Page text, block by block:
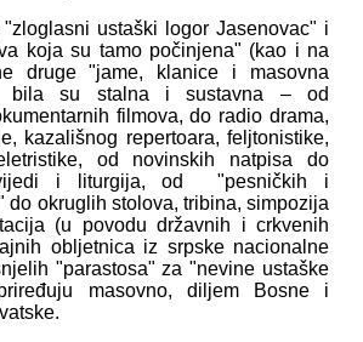
ustaški logor Jasenovac" i
koja su tamo počinjena" (kao i na
druge "jame, klanice i masovna
bila su stalna i sustavna – od
filmova, do radio drama,
kazališnog repertoara, feljtonistike,
od novinskih natpisa do
i liturgija, od "pesničkih i
do okruglih stolova, tribina, simpozija
(u povodu državnih i crkvenih
obljetnica iz srpske nacionalne
"parastosa" za "nevine ustaške
masovno, diljem Bosne i